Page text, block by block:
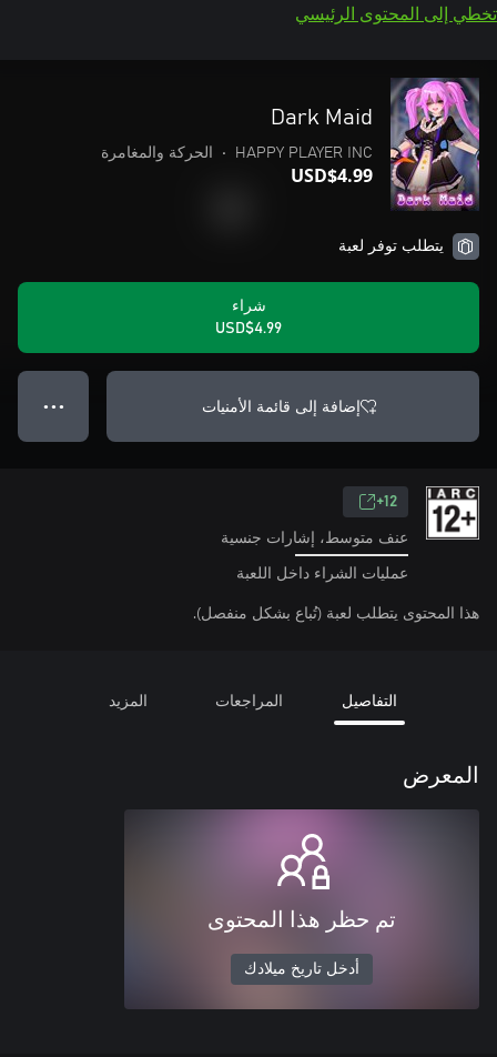
تخطي إلى المحتوى الرئيسي
Dark Maid
HAPPY PLAYER INC
• الحركة والمغامرة
USD$4.99
يتطلب توفر لعبة
شراء
USD$4.99
إضافة إلى قائمة الأمنيات ● ● ●
12+
عنف متوسط، إشارات جنسية
عمليات الشراء داخل اللعبة
هذا المحتوى يتطلب لعبة (تُباع بشكل منفصل).
التفاصيل المراجعات المزيد
المعرض
تم حظر هذا المحتوى
أدخل تاريخ ميلادك